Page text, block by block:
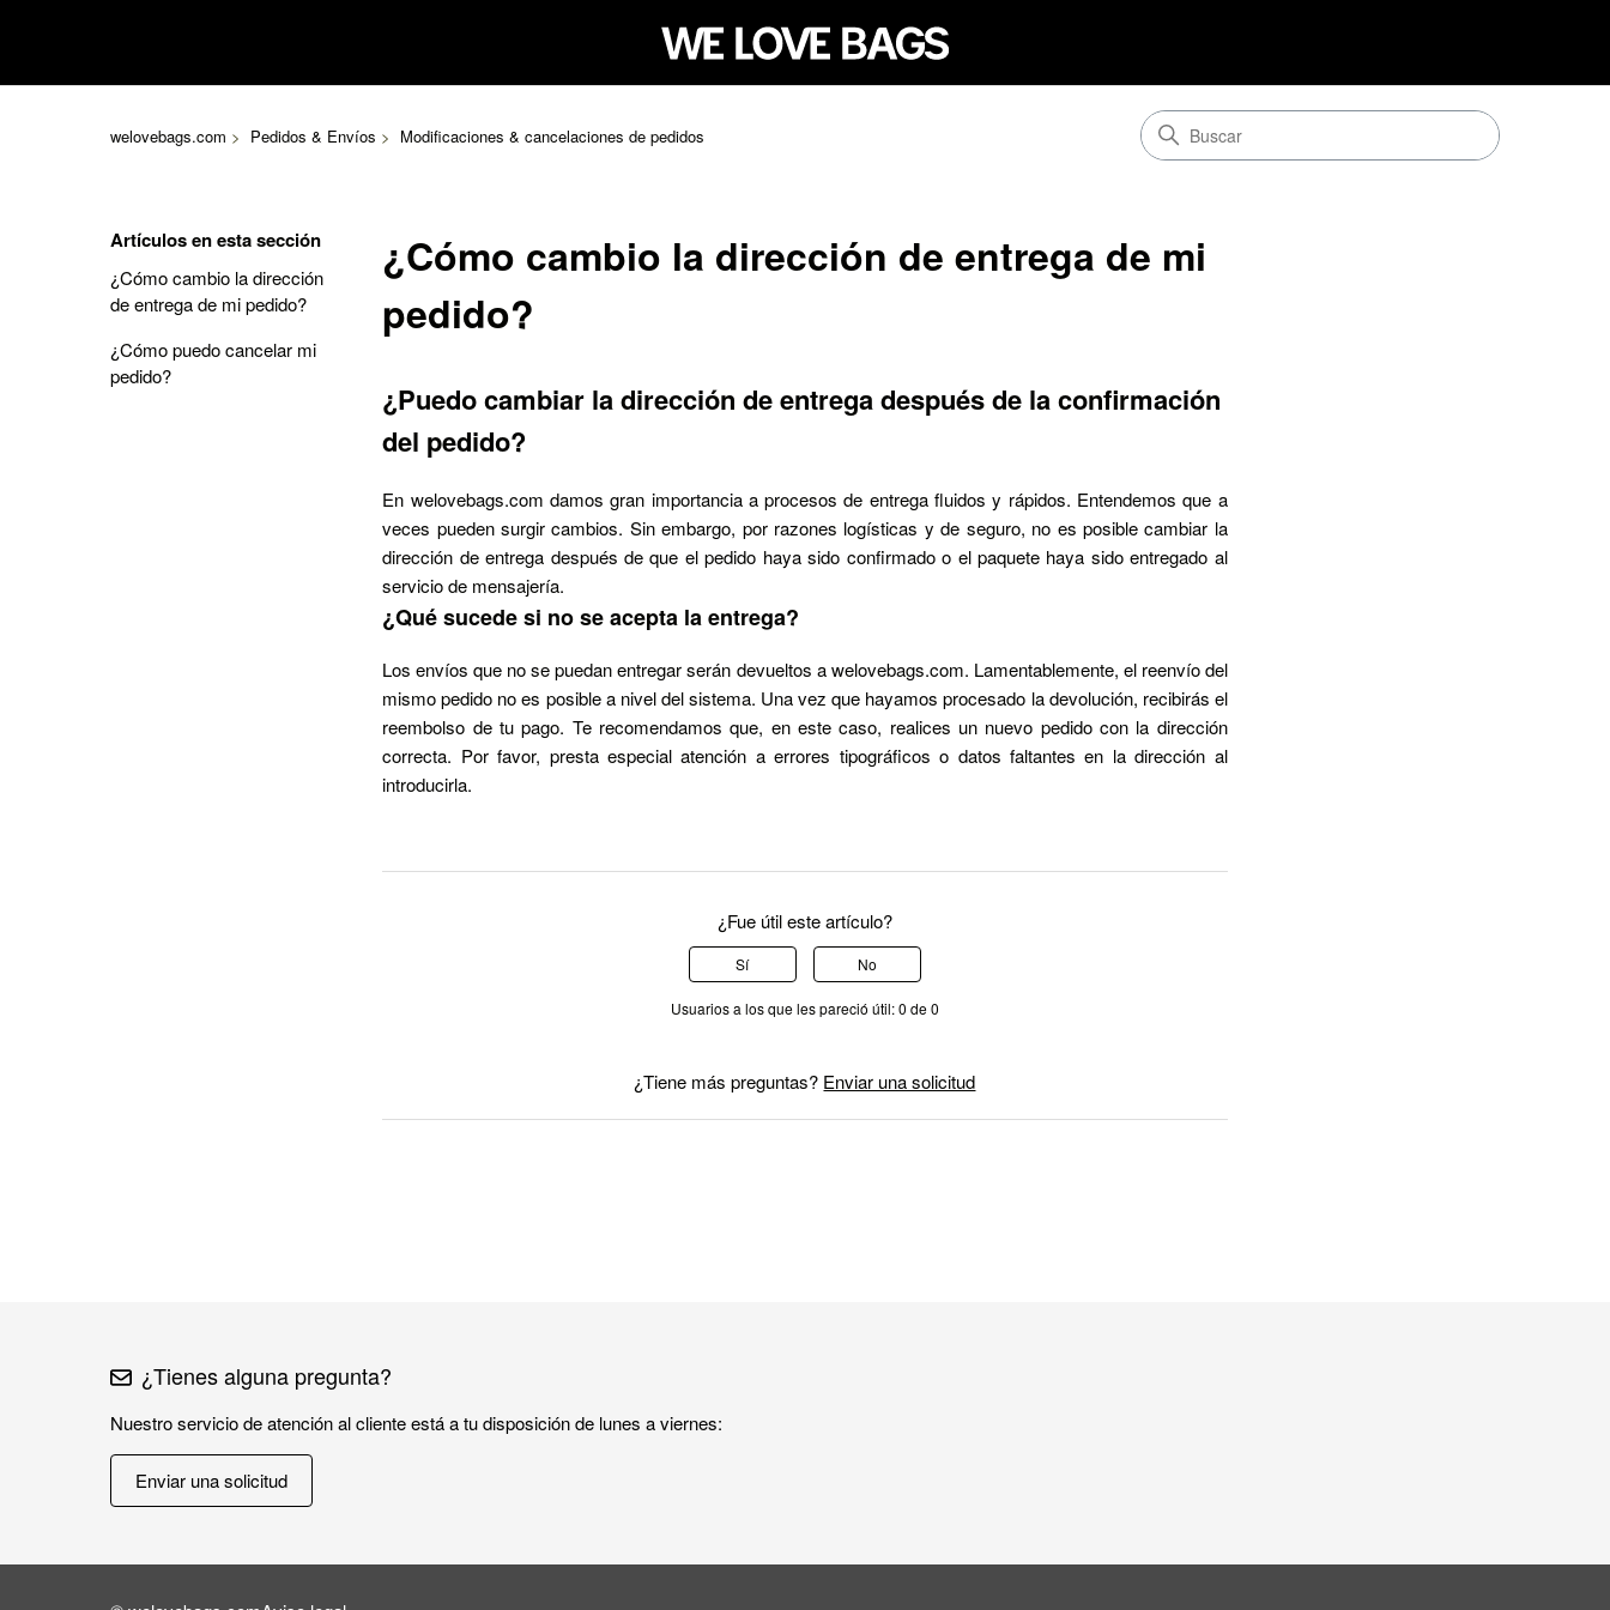
welovebags.com Pedidos & Envíos Modificaciones & cancelaciones de pedidos
Artículos en esta sección
¿Cómo cambio la dirección
de entrega de mi pedido?
¿Cómo puedo cancelar mi
pedido?
¿Cómo cambio la dirección de entrega de mi
pedido?
¿Puedo cambiar la dirección de entrega después de la confirmación
del pedido?
En welovebags.com damos gran importancia a procesos de entrega fluidos y rápidos. Entendemos que a
veces pueden surgir cambios. Sin embargo, por razones logísticas y de seguro, no es posible cambiar la
dirección de entrega después de que el pedido haya sido confirmado o el paquete haya sido entregado al
servicio de mensajería.
¿Qué sucede si no se acepta la entrega?
Los envíos que no se puedan entregar serán devueltos a welovebags.com. Lamentablemente, el reenvío del
mismo pedido no es posible a nivel del sistema. Una vez que hayamos procesado la devolución, recibirás el
reembolso de tu pago. Te recomendamos que, en este caso, realices un nuevo pedido con la dirección
correcta. Por favor, presta especial atención a errores tipográficos o datos faltantes en la dirección al
introducirla.
¿Fue útil este artículo?
Sí No
Usuarios a los que les pareció útil: 0 de 0
¿Tiene más preguntas? Enviar una solicitud
¿Tienes alguna pregunta?
Nuestro servicio de atención al cliente está a tu disposición de lunes a viernes:
Enviar una solicitud